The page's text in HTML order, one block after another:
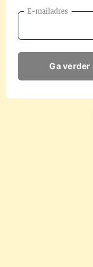
E-mailadres
Ga verder